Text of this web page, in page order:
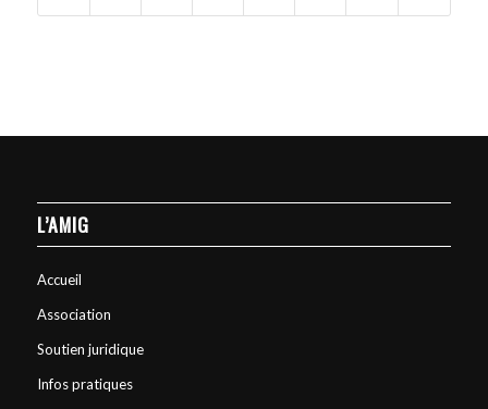
L’AMIG
Accueil
Association
Soutien juridique
Infos pratiques